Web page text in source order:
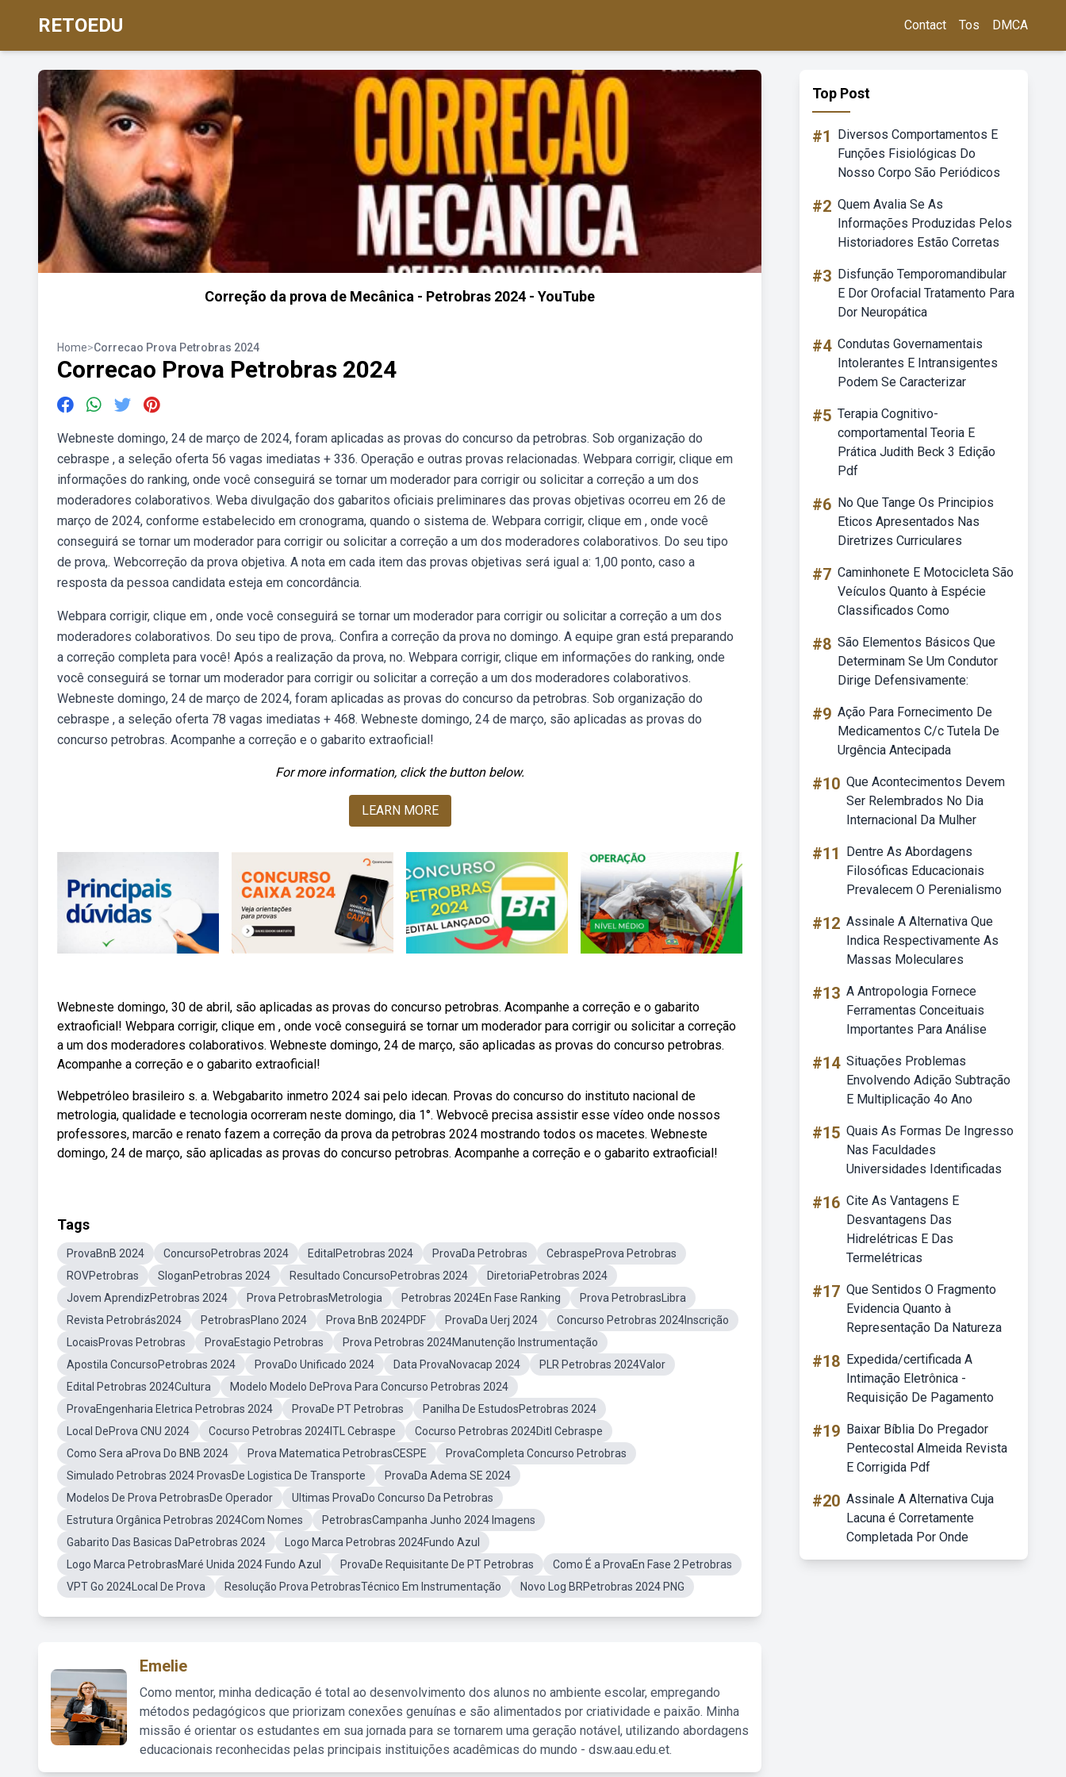
RETOEDU Contact Tos DMCA
Correção da prova de Mecânica - Petrobras 2024 - YouTube
Home>Correcao Prova Petrobras 2024
Correcao Prova Petrobras 2024
Webneste domingo, 24 de março de 2024, foram aplicadas as provas do concurso da petrobras. Sob organização do
cebraspe , a seleção oferta 56 vagas imediatas + 336. Operação e outras provas relacionadas. Webpara corrigir, clique em
informações do ranking, onde você conseguirá se tornar um moderador para corrigir ou solicitar a correção a um dos
moderadores colaborativos. Weba divulgação dos gabaritos oficiais preliminares das provas objetivas ocorreu em 26 de
março de 2024, conforme estabelecido em cronograma, quando o sistema de. Webpara corrigir, clique em , onde você
conseguirá se tornar um moderador para corrigir ou solicitar a correção a um dos moderadores colaborativos. Do seu tipo
de prova,. Webcorreção da prova objetiva. A nota em cada item das provas objetivas será igual a: 1,00 ponto, caso a
resposta da pessoa candidata esteja em concordância.
Webpara corrigir, clique em , onde você conseguirá se tornar um moderador para corrigir ou solicitar a correção a um dos
moderadores colaborativos. Do seu tipo de prova,. Confira a correção da prova no domingo. A equipe gran está preparando
a correção completa para você! Após a realização da prova, no. Webpara corrigir, clique em informações do ranking, onde
você conseguirá se tornar um moderador para corrigir ou solicitar a correção a um dos moderadores colaborativos.
Webneste domingo, 24 de março de 2024, foram aplicadas as provas do concurso da petrobras. Sob organização do
cebraspe , a seleção oferta 78 vagas imediatas + 468. Webneste domingo, 24 de março, são aplicadas as provas do
concurso petrobras. Acompanhe a correção e o gabarito extraoficial!
For more information, click the button below.
LEARN MORE
Webneste domingo, 30 de abril, são aplicadas as provas do concurso petrobras. Acompanhe a correção e o gabarito
extraoficial! Webpara corrigir, clique em , onde você conseguirá se tornar um moderador para corrigir ou solicitar a correção
a um dos moderadores colaborativos. Webneste domingo, 24 de março, são aplicadas as provas do concurso petrobras.
Acompanhe a correção e o gabarito extraoficial!
Webpetróleo brasileiro s. a. Webgabarito inmetro 2024 sai pelo idecan. Provas do concurso do instituto nacional de
metrologia, qualidade e tecnologia ocorreram neste domingo, dia 1°. Webvocê precisa assistir esse vídeo onde nossos
professores, marcão e renato fazem a correção da prova da petrobras 2024 mostrando todos os macetes. Webneste
domingo, 24 de março, são aplicadas as provas do concurso petrobras. Acompanhe a correção e o gabarito extraoficial!
Tags
ProvaBnB 2024 ConcursoPetrobras 2024 EditalPetrobras 2024 ProvaDa Petrobras
CebraspeProva Petrobras
ROVPetrobras
SloganPetrobras 2024 Resultado ConcursoPetrobras 2024
DiretoriaPetrobras 2024
Jovem AprendizPetrobras 2024
Prova PetrobrasMetrologia Petrobras 2024En Fase Ranking
Prova PetrobrasLibra
Revista Petrobrás2024
PetrobrasPlano 2024 Prova BnB 2024PDF ProvaDa Uerj 2024
Concurso Petrobras 2024Inscrição
LocaisProvas Petrobras
ProvaEstagio Petrobras
Prova Petrobras 2024Manutenção Instrumentação
Apostila ConcursoPetrobras 2024
ProvaDo Unificado 2024 Data ProvaNovacap 2024
PLR Petrobras 2024Valor
Edital Petrobras 2024Cultura
Modelo Modelo DeProva Para Concurso Petrobras 2024
ProvaEngenharia Eletrica Petrobras 2024
ProvaDe PT Petrobras
Panilha De EstudosPetrobras 2024
Local DeProva CNU 2024
Cocurso Petrobras 2024ITL Cebraspe
Cocurso Petrobras 2024Ditl Cebraspe
Como Sera aProva Do BNB 2024
Prova Matematica PetrobrasCESPE
ProvaCompleta Concurso Petrobras
Simulado Petrobras 2024 ProvasDe Logistica De Transporte
ProvaDa Adema SE 2024
Modelos De Prova PetrobrasDe Operador
Ultimas ProvaDo Concurso Da Petrobras
Estrutura Orgânica Petrobras 2024Com Nomes
PetrobrasCampanha Junho 2024 Imagens
Gabarito Das Basicas DaPetrobras 2024
Logo Marca Petrobras 2024Fundo Azul
Logo Marca PetrobrasMaré Unida 2024 Fundo Azul
ProvaDe Requisitante De PT Petrobras
Como É a ProvaEn Fase 2 Petrobras
VPT Go 2024Local De Prova
Resolução Prova PetrobrasTécnico Em Instrumentação Novo Log BRPetrobras 2024 PNG
Emelie
Como mentor, minha dedicação é total ao desenvolvimento dos alunos no ambiente escolar, empregando
métodos pedagógicos que priorizam conexões genuínas e são alimentados por criatividade e paixão. Minha
missão é orientar os estudantes em sua jornada para se tornarem uma geração notável, utilizando abordagens
educacionais reconhecidas pelas principais instituições acadêmicas do mundo - dsw.aau.edu.et.
Top Post
#1
Diversos Comportamentos E
Funções Fisiológicas Do
Nosso Corpo São Periódicos
#2 Quem Avalia Se As
Informações Produzidas Pelos
Historiadores Estão Corretas
#3 Disfunção Temporomandibular
E Dor Orofacial Tratamento Para
Dor Neuropática
#4 Condutas Governamentais
Intolerantes E Intransigentes
Podem Se Caracterizar
#5 Terapia Cognitivo-
comportamental Teoria E
Prática Judith Beck 3 Edição
Pdf
#6 No Que Tange Os Principios
Eticos Apresentados Nas
Diretrizes Curriculares
#7 Caminhonete E Motocicleta São
Veículos Quanto à Espécie
Classificados Como
#8 São Elementos Básicos Que
Determinam Se Um Condutor
Dirige Defensivamente:
#9 Ação Para Fornecimento De
Medicamentos C/c Tutela De
Urgência Antecipada
#10 Que Acontecimentos Devem
Ser Relembrados No Dia
Internacional Da Mulher
#11
Dentre As Abordagens
Filosóficas Educacionais
Prevalecem O Perenialismo
#12 Assinale A Alternativa Que
Indica Respectivamente As
Massas Moleculares
#13 A Antropologia Fornece
Ferramentas Conceituais
Importantes Para Análise
#14 Situações Problemas
Envolvendo Adição Subtração
E Multiplicação 4o Ano
#15 Quais As Formas De Ingresso
Nas Faculdades
Universidades Identificadas
#16 Cite As Vantagens E
Desvantagens Das
Hidrelétricas E Das
Termelétricas
#17 Que Sentidos O Fragmento
Evidencia Quanto à
Representação Da Natureza
#18 Expedida/certificada A
Intimação Eletrônica -
Requisição De Pagamento
#19 Baixar Bíblia Do Pregador
Pentecostal Almeida Revista
E Corrigida Pdf
#20 Assinale A Alternativa Cuja
Lacuna é Corretamente
Completada Por Onde